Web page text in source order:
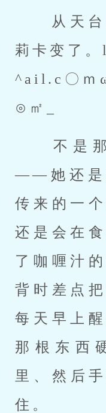
莉卡变了
^ail.c〇ｍ
⊙㎡_
——她还是
传来的一
还是会在
了咖喱汁
背时差点
每天早上
那根东西
里、然后
住。